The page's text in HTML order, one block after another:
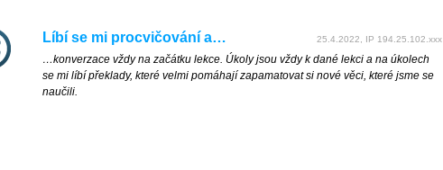
Líbí se mi procvičování a… 25.4.2022, IP 194.25.102.xxx
…konverzace vždy na začátku lekce. Úkoly jsou vždy k dané lekci a na úkolech
se mi líbí překlady, které velmi pomáhají zapamatovat si nové věci, které jsme se
naučili.